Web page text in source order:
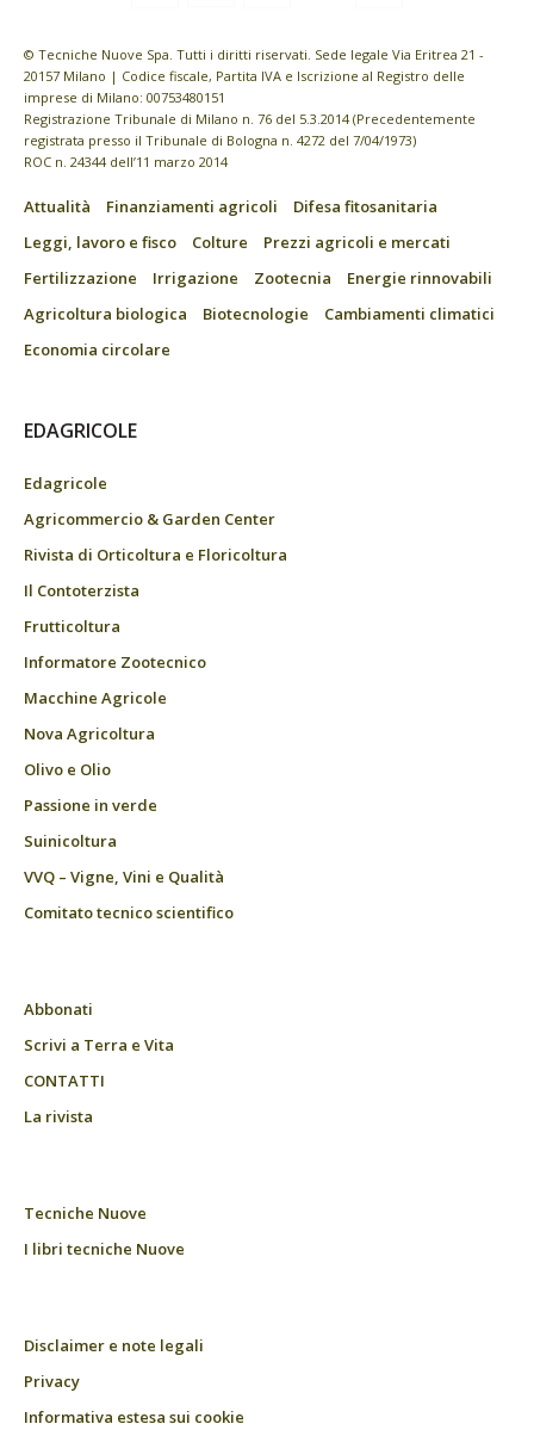
© Tecniche Nuove Spa. Tutti i diritti riservati. Sede legale Via Eritrea 21 -
20157 Milano | Codice fiscale, Partita IVA e Iscrizione al Registro delle
imprese di Milano: 00753480151
Registrazione Tribunale di Milano n. 76 del 5.3.2014 (Precedentemente
registrata presso il Tribunale di Bologna n. 4272 del 7/04/1973)
ROC n. 24344 dell’11 marzo 2014
Attualità Finanziamenti agricoli
Difesa fitosanitaria
Leggi, lavoro e fisco
Colture
Prezzi agricoli e mercati
Fertilizzazione
Irrigazione Zootecnia
Energie rinnovabili
Agricoltura biologica
Biotecnologie
Cambiamenti climatici
Economia circolare
EDAGRICOLE
Edagricole
Agricommercio & Garden Center
Rivista di Orticoltura e Floricoltura
Il Contoterzista
Frutticoltura
Informatore Zootecnico
Macchine Agricole
Nova Agricoltura
Olivo e Olio
Passione in verde
Suinicoltura
VVQ – Vigne, Vini e Qualità
Comitato tecnico scientifico
Abbonati
Scrivi a Terra e Vita
CONTATTI
La rivista
Tecniche Nuove
I libri tecniche Nuove
Disclaimer e note legali
Privacy
Informativa estesa sui cookie